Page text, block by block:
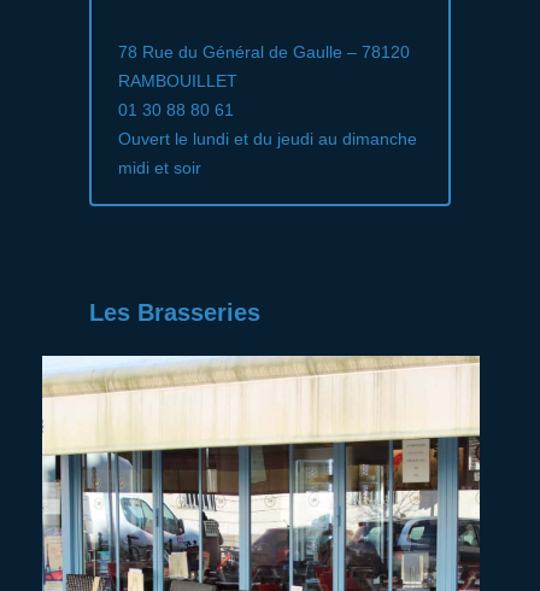
78 Rue du Général de Gaulle – 78120
RAMBOUILLET
01 30 88 80 61
Ouvert le lundi et du jeudi au dimanche
midi et soir
Les Brasseries